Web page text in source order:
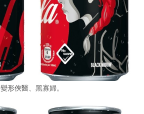
變形俠醫、黑寡婦。